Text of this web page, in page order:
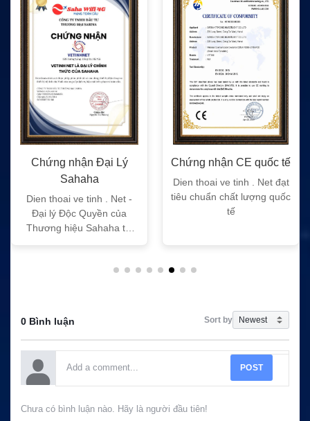
Chứng nhận Đại Lý
Sahaha
Dien thoai ve tinh . Net -
Đại lý Độc Quyền của
Thương hiệu Sahaha tại
Chứng nhận CE quốc tế
Dien thoai ve tinh . Net đạt
tiêu chuẩn chất lượng quốc
tế
0 Bình luận Sort by
POST
Chưa có bình luận nào. Hãy là người đầu tiên!